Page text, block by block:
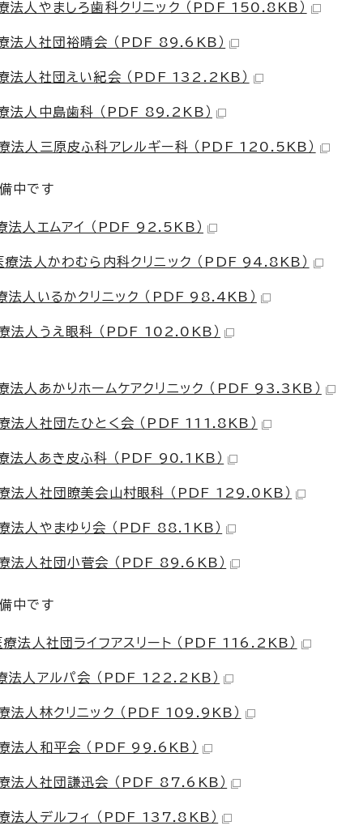
やましろ歯科クリニック （PDF 150.8KB）
人社団裕晴会 （PDF 89.6KB）
人社団えい紀会 （PDF 132.2KB）
人中島歯科 （PDF 89.2KB）
人三原皮ふ科アレルギー科 （PDF 120.5KB）
中です
人エムアイ （PDF 92.5KB）
人かわむら内科クリニック （PDF 94.8KB）
人いるかクリニック （PDF 98.4KB）
人うえ眼科 （PDF 102.0KB）
あかりホームケアクリニック （PDF 93.3KB）
人社団たひとく会 （PDF 111.8KB）
人あき皮ふ科 （PDF 90.1KB）
人社団瞭美会山村眼科 （PDF 129.0KB）
人やまゆり会 （PDF 88.1KB）
人社団小菅会 （PDF 89.6KB）
中です
人社団ライフアスリート （PDF 116.2KB）
人アルパ会 （PDF 122.2KB）
人林クリニック （PDF 109.9KB）
人和平会 （PDF 99.6KB）
人社団謙迅会 （PDF 87.6KB）
人デルフィ （PDF 137.8KB）